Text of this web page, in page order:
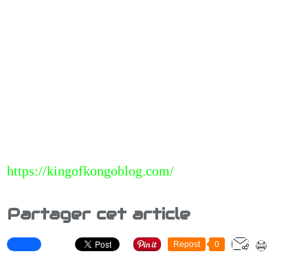
https://kingofkongoblog.com/
Partager cet article
Repost 0